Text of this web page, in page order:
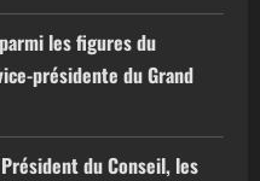
parmi les figures du
présidente du Grand
du Conseil, les